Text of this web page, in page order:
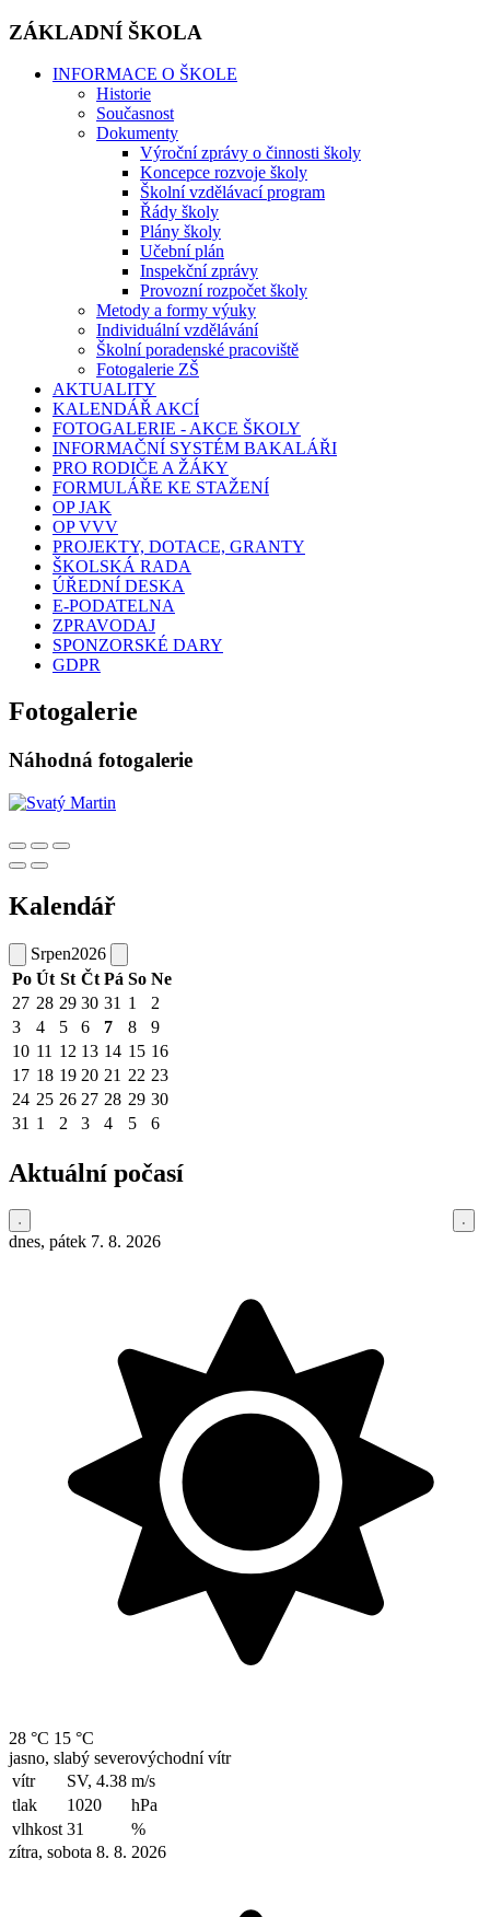
ZÁKLADNÍ ŠKOLA
INFORMACE O ŠKOLE
Historie
Současnost
Dokumenty
Výroční zprávy o činnosti školy
Koncepce rozvoje školy
Školní vzdělávací program
Řády školy
Plány školy
Učební plán
Inspekční zprávy
Provozní rozpočet školy
Metody a formy výuky
Individuální vzdělávání
Školní poradenské pracoviště
Fotogalerie ZŠ
AKTUALITY
KALENDÁŘ AKCÍ
FOTOGALERIE - AKCE ŠKOLY
INFORMAČNÍ SYSTÉM BAKALÁŘI
PRO RODIČE A ŽÁKY
FORMULÁŘE KE STAŽENÍ
OP JAK
OP VVV
PROJEKTY, DOTACE, GRANTY
ŠKOLSKÁ RADA
ÚŘEDNÍ DESKA
E-PODATELNA
ZPRAVODAJ
SPONZORSKÉ DARY
GDPR
Fotogalerie
Náhodná fotogalerie
Kalendář
Srpen2026
Po Út St Čt Pá So Ne
27 28 29 30 31 1
2
3
4 5 6 7 8
9
10 11 12 13 14 15 16
17 18 19 20 21 22 23
24 25 26 27 28 29 30
31 1 2 3 4 5 6
Aktuální počasí
dnes, pátek 7. 8. 2026
28 °C 15 °C
jasno, slabý severovýchodní vítr
vítr
SV, 4.38 m/s
tlak
1020
hPa
vlhkost 31
%
zítra, sobota 8. 8. 2026